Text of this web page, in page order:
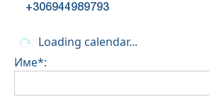
+306944989793
Loading calendar...
Име*: